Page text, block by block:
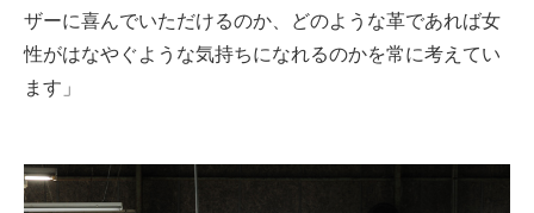
ザーに喜んでいただけるのか、どのような革であれば女
性がはなやぐような気持ちになれるのかを常に考えてい
ます」